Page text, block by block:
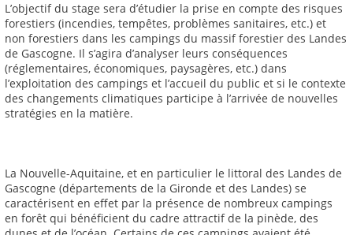
L’objectif du stage sera d’étudier la prise en compte des risques
forestiers (incendies, tempêtes, problèmes sanitaires, etc.) et
non forestiers dans les campings du massif forestier des Landes
de Gascogne. Il s’agira d’analyser leurs conséquences
(réglementaires, économiques, paysagères, etc.) dans
l’exploitation des campings et l’accueil du public et si le contexte
des changements climatiques participe à l’arrivée de nouvelles
stratégies en la matière.
La Nouvelle-Aquitaine, et en particulier le littoral des Landes de
Gascogne (départements de la Gironde et des Landes) se
caractérisent en effet par la présence de nombreux campings
en forêt qui bénéficient du cadre attractif de la pinède, des